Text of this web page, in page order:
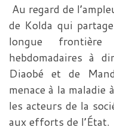
Au regard de
de Kolda qui
longue
hebdomadaires à
Diaobé et de
menace à la
les acteurs de la
aux efforts de l’État.